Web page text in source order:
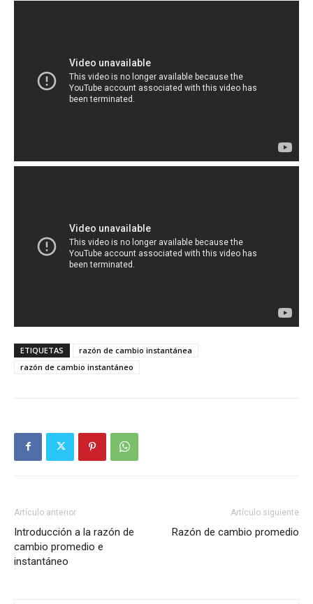
ETIQUETAS
razón de cambio instantánea
razón de cambio instantáneo
Artículo anterior
Introducción a la razón de
cambio promedio e
instantáneo
Artículo siguiente
Razón de cambio promedio